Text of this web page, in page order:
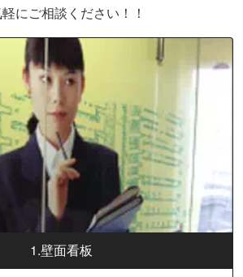
にご相談ください！！
1.壁面看板